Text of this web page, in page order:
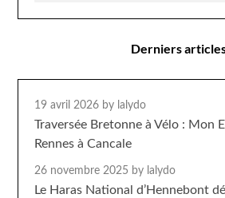
Derniers
19 avril 2026 by lalydo
Traversée Bretonne à Vélo : Mon
Rennes à Cancale
26 novembre 2025 by lalydo
Le Haras National d’Hennebont